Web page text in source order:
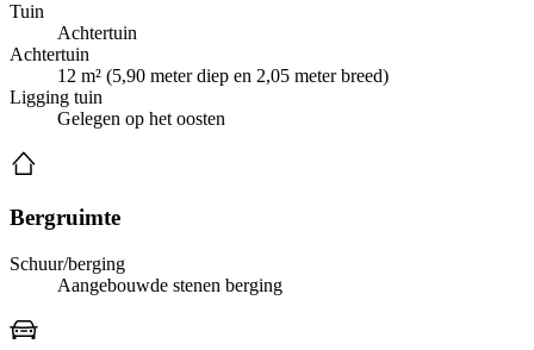
Tuin
Achtertuin
Achtertuin
12 m² (5,90 meter diep en 2,05 meter breed)
Ligging tuin
Gelegen op het oosten
Bergruimte
Schuur/berging
Aangebouwde stenen berging